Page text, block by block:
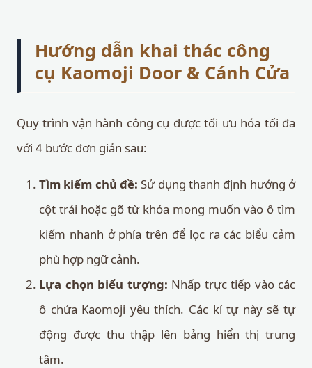
Hướng dẫn khai thác công
cụ Kaomoji Door & Cánh Cửa
Quy trình vận hành công cụ được tối ưu hóa tối đa
với 4 bước đơn giản sau:
Tìm kiếm chủ đề: Sử dụng thanh định hướng ở
cột trái hoặc gõ từ khóa mong muốn vào ô tìm
kiếm nhanh ở phía trên để lọc ra các biểu cảm
phù hợp ngữ cảnh.
Lựa chọn biểu tượng: Nhấp trực tiếp vào các
ô chứa Kaomoji yêu thích. Các kí tự này sẽ tự
động được thu thập lên bảng hiển thị trung
tâm.